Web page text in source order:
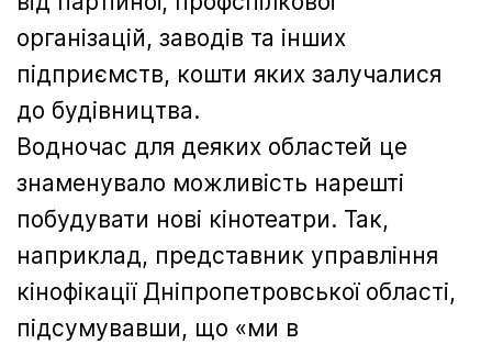
організацій, заводів та інших
підприємств, кошти яких залучалися
до будівництва.
Водночас для деяких областей це
знаменувало можливість нарешті
побудувати нові кінотеатри. Так,
наприклад, представник управління
кінофікації Дніпропетровської області,
підсумувавши, що «ми в